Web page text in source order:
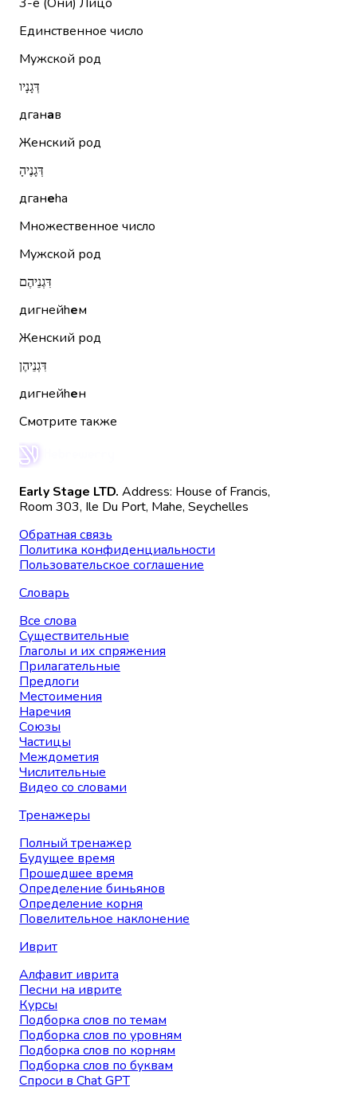
Единственное число
Мужской род
דְּגָנָיו
дганав
Женский род
דְּגָנֶיהָ
дганеhа
Множественное число
Мужской род
דִּגְנֵיהֶם
дигнейhем
Женский род
דִּגְנֵיהֶן
дигнейhен
Смотрите также
Early Stage LTD. Address: House of Francis,
Room 303, Ile Du Port, Mahe, Seychelles
Обратная связь
Политика конфиденциальности
Пользовательское соглашение
Словарь
Все слова
Существительные
Глаголы и их спряжения
Прилагательные
Предлоги
Местоимения
Наречия
Союзы
Частицы
Междометия
Числительные
Видео со словами
Тренажеры
Полный тренажер
Будущее время
Прошедшее время
Определение биньянов
Определение корня
Повелительное наклонение
Иврит
Алфавит иврита
Песни на иврите
Курсы
Подборка слов по темам
Подборка слов по уровням
Подборка слов по корням
Подборка слов по буквам
Спроси в Chat GPT